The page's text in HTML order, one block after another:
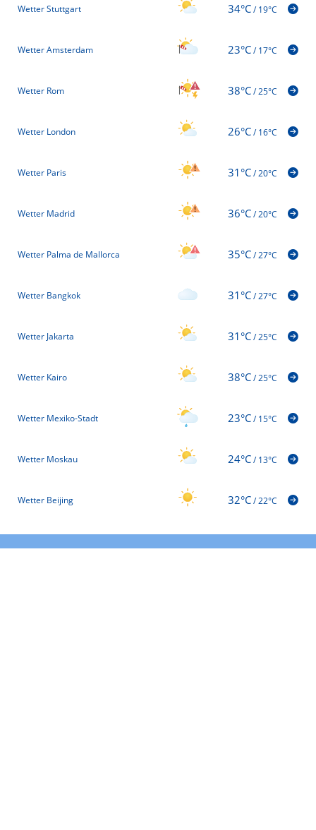
Wetter Stuttgart 34°C/19°C
Wetter Amsterdam 23°C/17°C
Wetter Rom 38°C/25°C
Wetter London 26°C/16°C
Wetter Paris 31°C/20°C
Wetter Madrid 36°C/20°C
Wetter Palma de Mallorca 35°C/27°C
Wetter Bangkok 31°C/27°C
Wetter Jakarta 31°C/25°C
Wetter Kairo 38°C/25°C
Wetter Mexiko-Stadt 23°C/15°C
Wetter Moskau 24°C/13°C
Wetter Beijing 32°C/22°C